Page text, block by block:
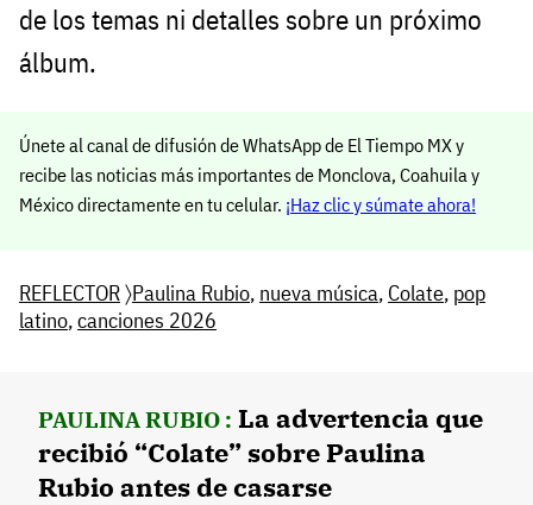
de los temas ni detalles sobre un próximo
álbum.
Únete al canal de difusión de WhatsApp de El Tiempo MX y
recibe las noticias más importantes de Monclova, Coahuila y
México directamente en tu celular. ¡Haz clic y súmate ahora!
REFLECTOR〉Paulina Rubio, nueva música, Colate, pop
latino,canciones 2026
PAULINA RUBIO : La advertencia que
recibió “Colate” sobre Paulina
Rubio antes de casarse